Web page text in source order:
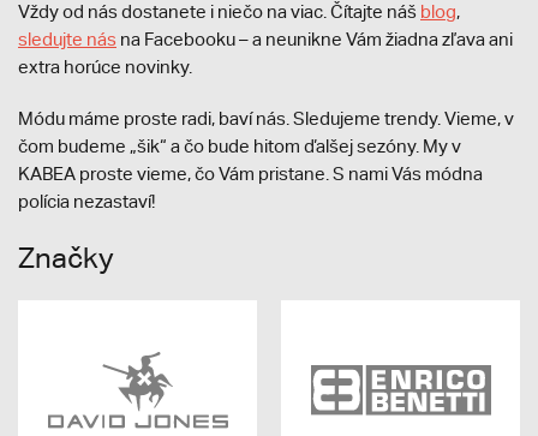
Vždy od nás dostanete i niečo na viac. Čítajte náš blog,
sledujte nás na Facebooku – a neunikne Vám žiadna zľava ani
extra horúce novinky.
Módu máme proste radi, baví nás. Sledujeme trendy. Vieme, v
čom budeme „šik“ a čo bude hitom ďalšej sezóny. My v
KABEA proste vieme, čo Vám pristane. S nami Vás módna
polícia nezastaví!
Značky